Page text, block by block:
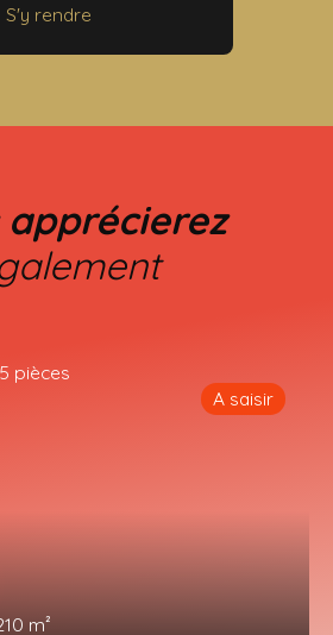
S'y rendre
apprécierez
m²
A saisir